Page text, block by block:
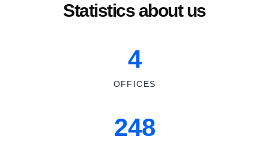
Statistics about us
4
OFFICES
248